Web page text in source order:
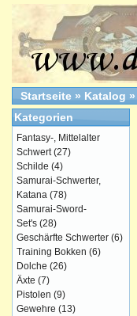
Startseite » Katalog »
Kategorien
Fantasy-, Mittelalter
Schwert(27)
Schilde (4)
Samurai-Schwerter,
Katana (78)
Samurai-Sword-
Set's (28)
Geschärfte Schwerter (6)
Training Bokken (6)
Dolche (26)
Äxte (7)
Pistolen (9)
Gewehre (13)